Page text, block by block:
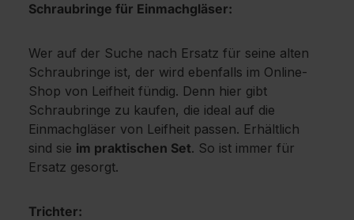
Schraubringe für Einmachgläser:
Wer auf der Suche nach Ersatz für seine alten
Schraubringe ist, der wird ebenfalls im Online-
Shop von Leifheit fündig. Denn hier gibt
Schraubringe zu kaufen, die ideal auf die
Einmachgläser von Leifheit passen. Erhältlich
sind sie im praktischen Set. So ist immer für
Ersatz gesorgt.
Trichter: